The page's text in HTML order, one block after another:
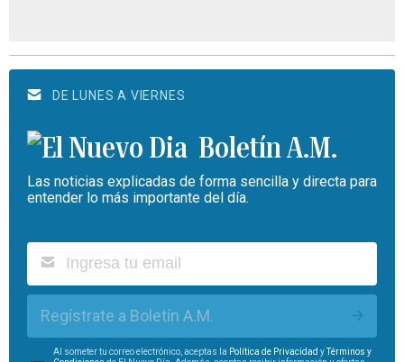
DE LUNES A VIERNES
Boletín A.M.
Las noticias explicadas de forma sencilla y directa para
entender lo más importante del día.
Regístrate a Boletín A.M.
Al someter tu correo electrónico, aceptas la Política de Privacidad yTérminos y